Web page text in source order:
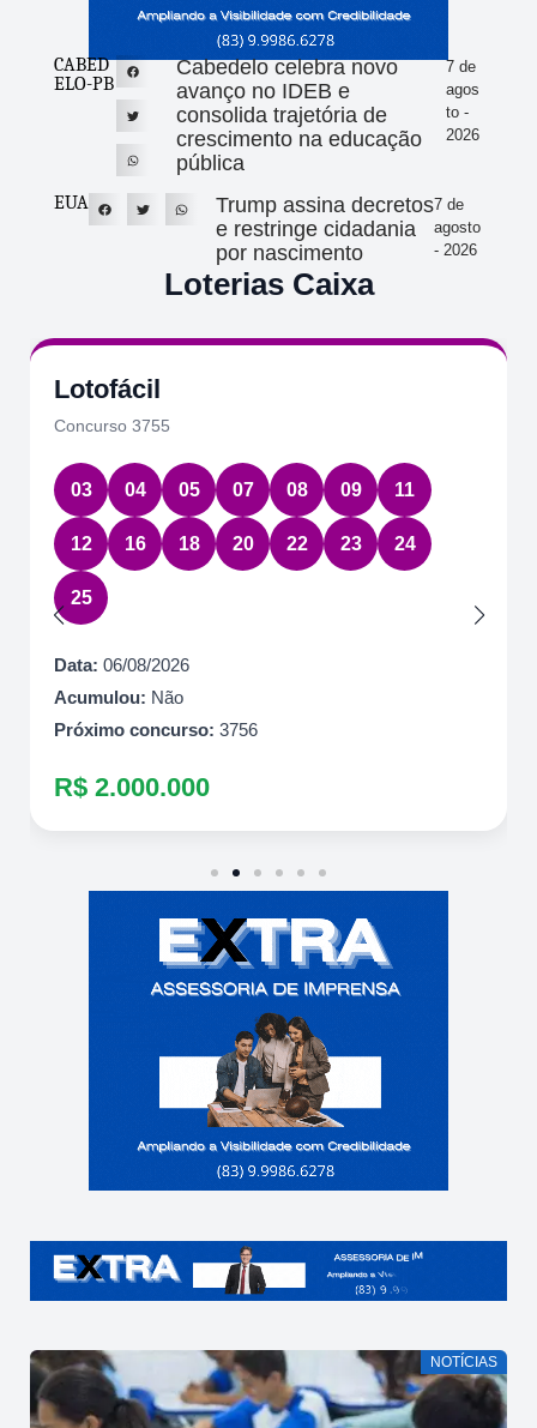
CABED
ELO-PB
Cabedelo celebra novo
avanço no IDEB e
consolida trajetória de
crescimento na educação
pública
7 de
agos
to -
2026
EUA
Trump assina decretos
e restringe cidadania
por nascimento
7 de
agosto
- 2026
Loterias Caixa
Lotofácil
Concurso 3755
03 04 05 07 08 09 11
12 16 18 20 22 23 24
25
Data: 06/08/2026
Acumulou: Não
Próximo concurso: 3756
R$ 2.000.000
NOTÍCIAS